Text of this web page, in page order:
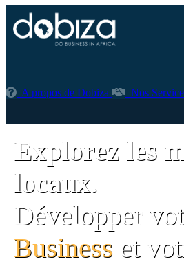
A propos de Dobiza Nos
Explorez les
locaux.
Développer
Business et